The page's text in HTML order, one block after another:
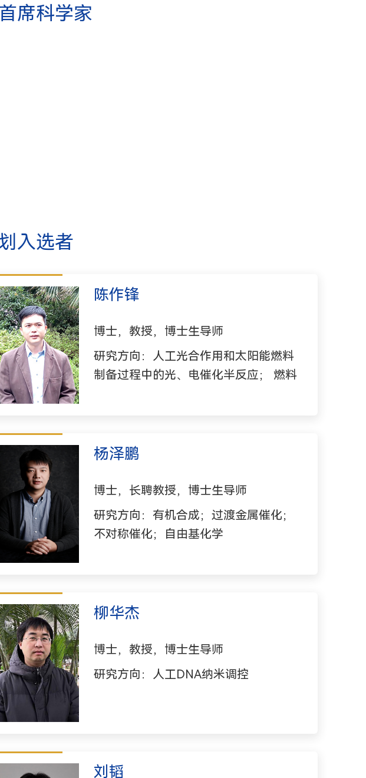
席科学家
入选者
陈作锋
博士，教授，博士生导师
研究方向：人工光合作用和太阳能燃料
制备过程中的光、电催化半反应； 燃料
杨泽鹏
博士，长聘教授，博士生导师
研究方向：有机合成；过渡金属催化；
不对称催化；自由基化学
柳华杰
博士，教授，博士生导师
研究方向：人工DNA纳米调控
刘韬